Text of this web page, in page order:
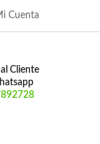
Cuenta
Cliente